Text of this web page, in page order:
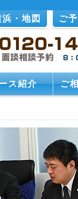
・地図 ご
ス紹介 ご